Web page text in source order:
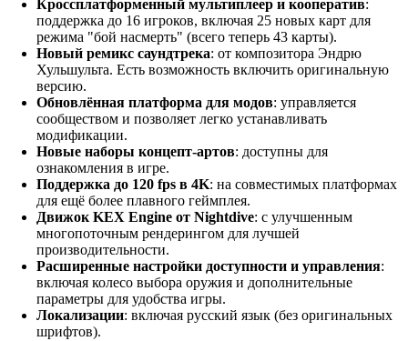
Кроссплатформенный мультиплеер и кооператив:
поддержка до 16 игроков, включая 25 новых карт для
режима "бой насмерть" (всего теперь 43 карты).
Новый ремикс саундтрека: от композитора Эндрю
Хульшульта. Есть возможность включить оригинальную
версию.
Обновлённая платформа для модов: управляется
сообществом и позволяет легко устанавливать
модификации.
Новые наборы концепт-артов: доступны для
ознакомления в игре.
Поддержка до 120 fps в 4K: на совместимых платформах
для ещё более плавного геймплея.
Движок KEX Engine от Nightdive: с улучшенным
многопоточным рендерингом для лучшей
производительности.
Расширенные настройки доступности и управления:
включая колесо выбора оружия и дополнительные
параметры для удобства игры.
Локализации: включая русский язык (без оригинальных
шрифтов).